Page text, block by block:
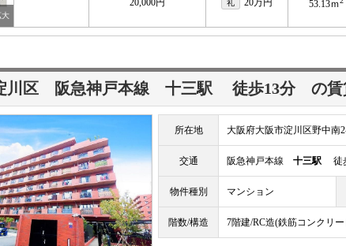
礼
53.13ｍ
川区 阪急神戸本線 十三駅 徒歩13分 の
所在地 大阪府大阪市淀川区野中南
交通 阪急神戸本線 十三駅 徒
物件種別 マンション
階数/構造 7階建/RC造(鉄筋コンクリ